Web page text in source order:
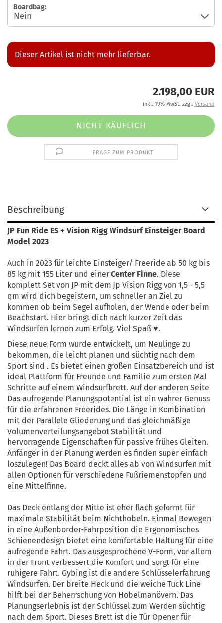
Boardbag:
Dieser Artikel ist nicht mehr lieferbar.
2.198,00 EUR
inkl. 19% MwSt. zzgl. Versand
FRAGE ZUM PRODUKT
Beschreibung
JP Fun Ride ES + Vision Rigg Windsurf Einsteiger Board
Model 2023
Auch in 2023 für leichte Einsteiger/ Freeride ab 50 kg bis
85 kg mit 155 Liter und einer Center Finne. Diese
komplett Set von JP mit dem Jp Vision Rigg von 1,5 - 5,5
qm wird dich begeistern, um schneller an Ziel zu
kommen ob beim Segel aufholen, der Wende oder beim
Beachstart. Hier bringt dich nach kurzer Zeit das
Windsurfen lernen zum Erfolg. Viel Spaß ♥.
Diese neue Form wurde entwickelt, um Neulinge zu
bekommen, die leicht planen und süchtig nach dem
Sport sind . Es bietet einen großen Einsatzbereich und ist
ideal Plattform für Freunde und Familie zum ersten Mal
Schritte auf einem Windsurfbrett. Auf der anderen Seite
Das aufregende Planungspotential ist ein wahrer Genuss
für die erfahrenen Freerides. Die Länge in Kombination
mit der Parallele Gliederung und das gleichmäßige
Volumenverteilungsangebot Stabilität und
hervorragende Eigenschaften für passive frühes Gleiten.
Anfänger in der Planung werden es finden super einfach
loszulegen! Das Board deckt alles ab von Windsurfen mit
allen Optionen für verschiedene Fußriemenstopfen und
eine Mittelfinne.
Das Deck entlang der Mitte ist eher flach geformt für
maximale Stabilität beim Nichthobeln. Einmal Bewegen
in eine Außenborder-Fahrposition die Ergonomisches
Schienendesign bietet eine komfortable Haltung für eine
aufregende Fahrt. Das ausgesprochene V-Form, vor allem
in der Front verbessert die Komfort und sorgt für eine
ruhigere Fahrt. Gybing ist die andere Schlüsselerfahrung
Windsurfen. Der breite Heck und die weiche Tuck Line
hilft bei der Beherrschung von Hobelmanövern. Das
Planungserlebnis ist der Schlüssel zum Werden süchtig
nach dem Sport. Dieses Brett ist die Tür Opener für